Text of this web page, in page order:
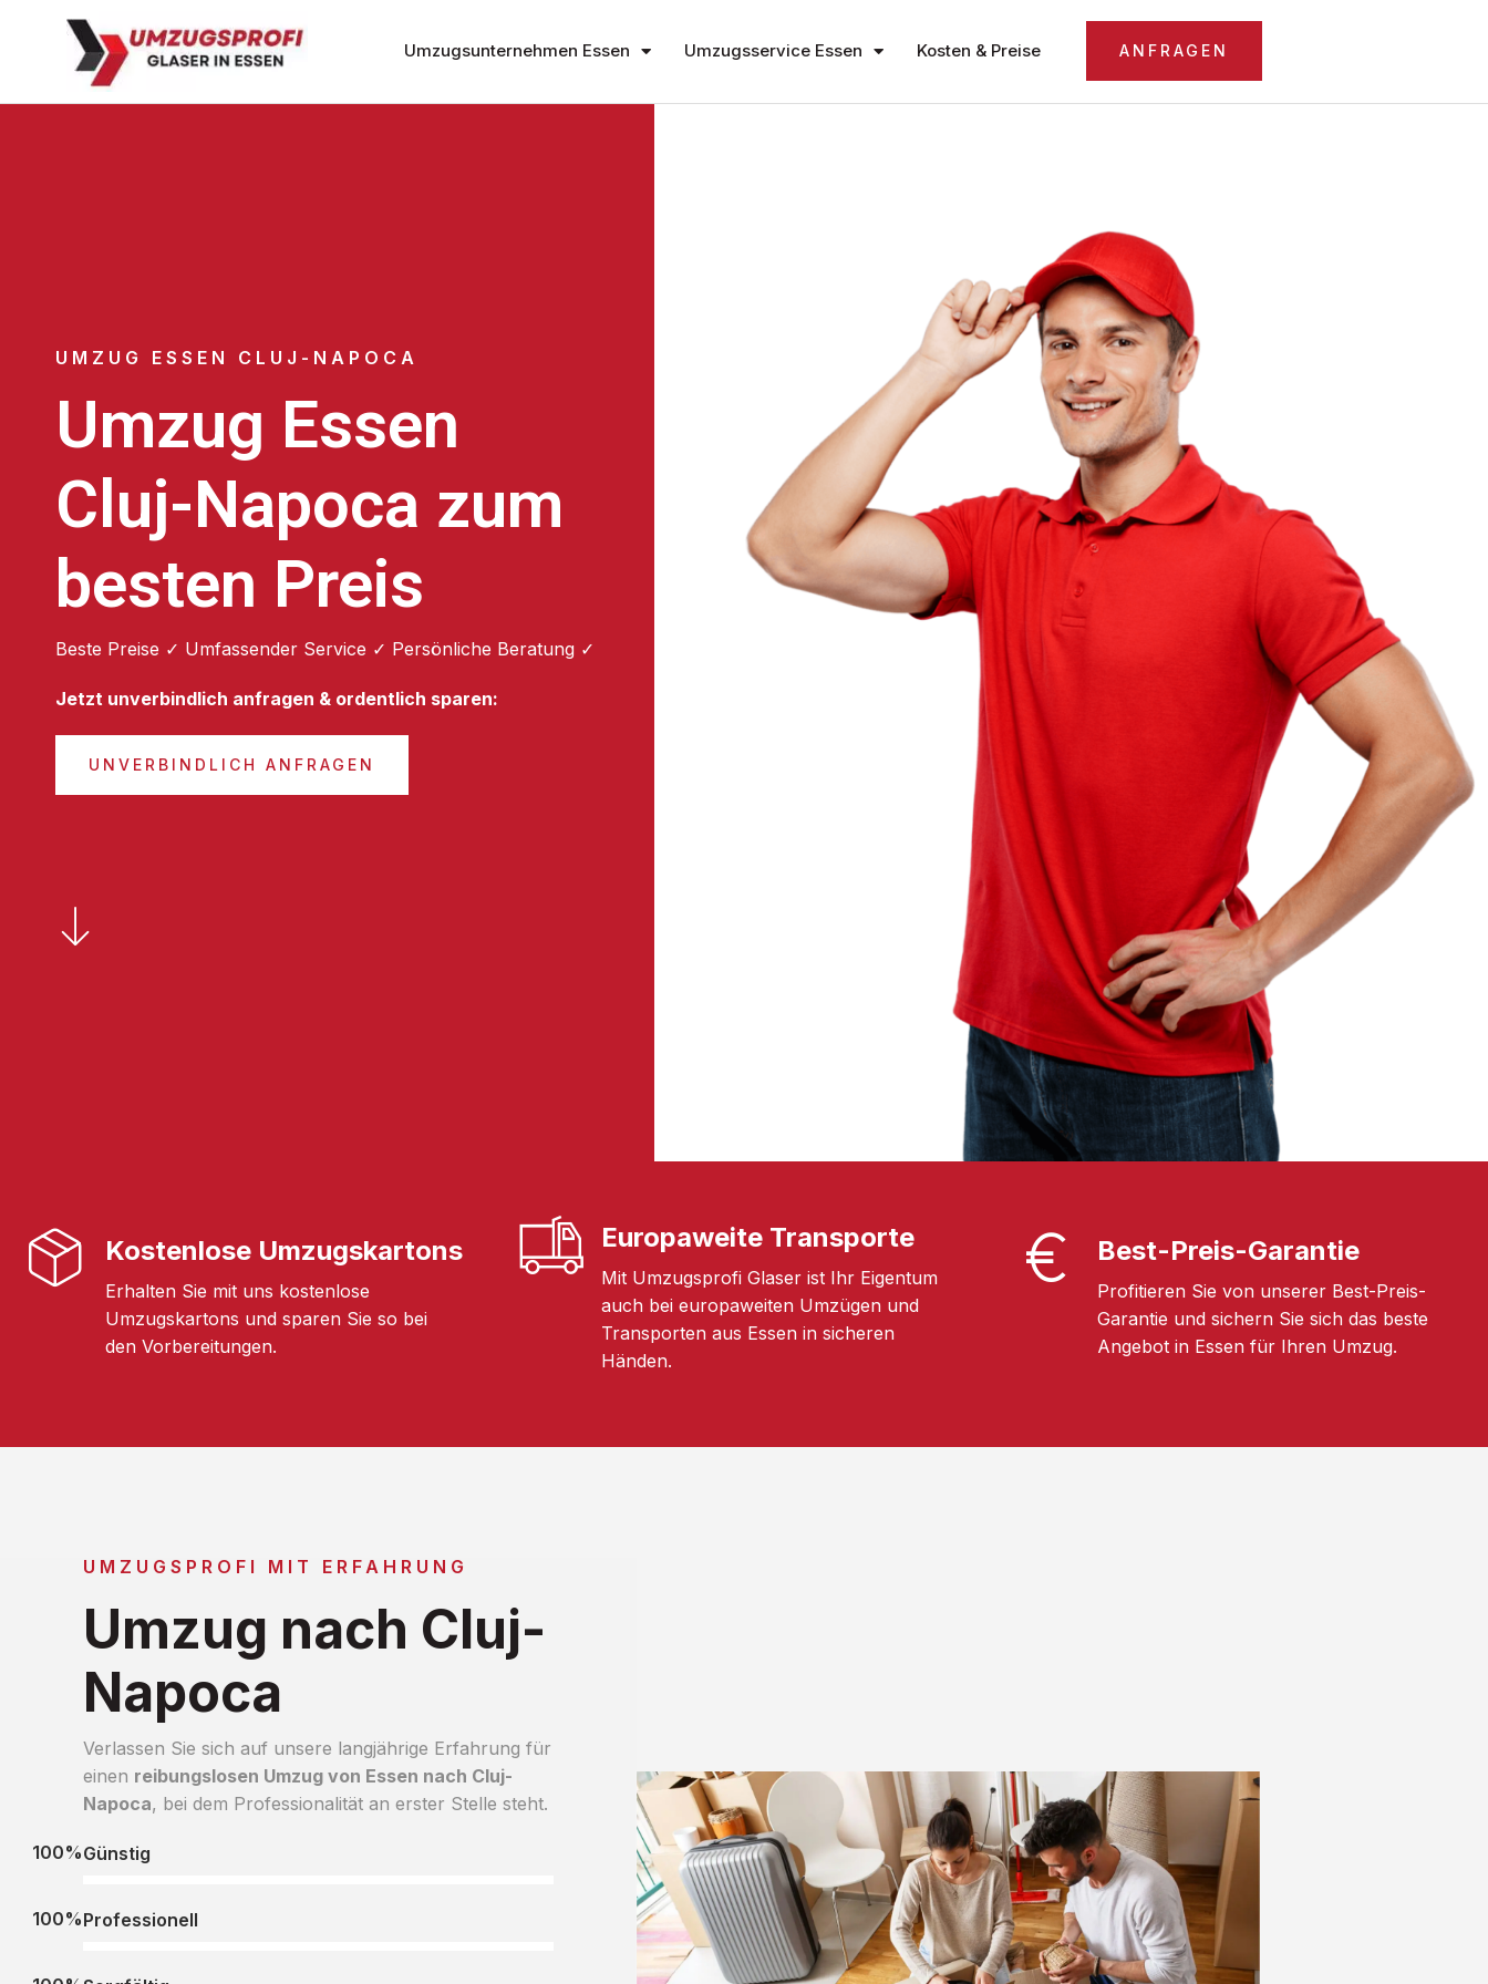
Umzugsunternehmen Essen Umzugsservice Essen Kosten & Preise ANFRAGEN
UMZUG ESSEN CLUJ-NAPOCA
Umzug Essen
Cluj-Napoca zum
besten Preis
Beste Preise ✓ Umfassender Service ✓ Persönliche Beratung ✓
Jetzt unverbindlich anfragen & ordentlich sparen:
UNVERBINDLICH ANFRAGEN
Kostenlose Umzugskartons
Erhalten Sie mit uns kostenlose
Umzugskartons und sparen Sie so bei
den Vorbereitungen.
Europaweite Transporte
Mit Umzugsprofi Glaser ist Ihr Eigentum
auch bei europaweiten Umzügen und
Transporten aus Essen in sicheren
Händen.
Best-Preis-Garantie
Profitieren Sie von unserer Best-Preis-
Garantie und sichern Sie sich das beste
Angebot in Essen für Ihren Umzug.
UMZUGSPROFI MIT ERFAHRUNG
Umzug nach Cluj-
Napoca
Verlassen Sie sich auf unsere langjährige Erfahrung für
einen reibungslosen Umzug von Essen nach Cluj-
Napoca, bei dem Professionalität an erster Stelle steht.
Günstig
100%
Professionell
100%